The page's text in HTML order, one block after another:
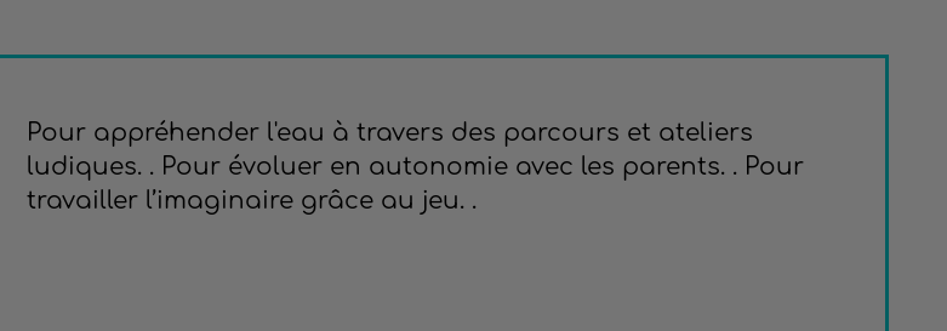
Pour appréhender l'eau à travers des parcours et ateliers
ludiques. . Pour évoluer en autonomie avec les parents. . Pour
travailler l’imaginaire grâce au jeu. .